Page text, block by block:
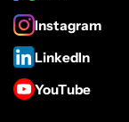
Instagram
LinkedIn
YouTube